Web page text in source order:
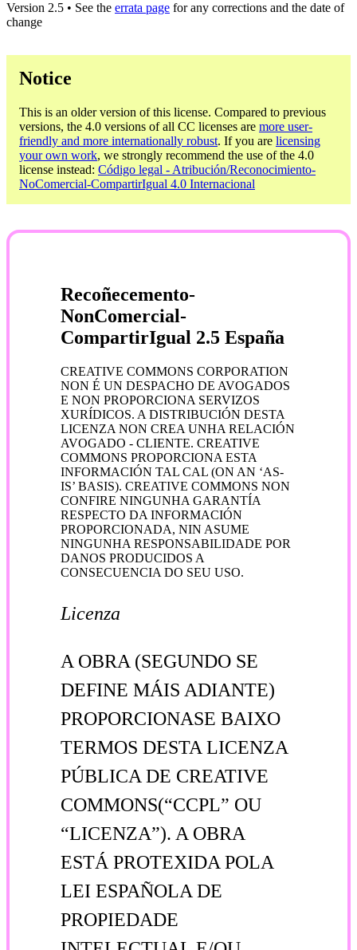
Version 2.5 • See the errata page for any corrections and the date of
change
Notice
This is an older version of this license. Compared to previous
versions, the 4.0 versions of all CC licenses are more user-
friendly and more internationally robust. If you are licensing
your own work, we strongly recommend the use of the 4.0
license instead: Código legal - Atribución/Reconocimiento-
NoComercial-CompartirIgual 4.0 Internacional
Recoñecemento-
NonComercial-
CompartirIgual 2.5 España
CREATIVE COMMONS CORPORATION
NON É UN DESPACHO DE AVOGADOS
E NON PROPORCIONA SERVIZOS
XURÍDICOS. A DISTRIBUCIÓN DESTA
LICENZA NON CREA UNHA RELACIÓN
AVOGADO - CLIENTE. CREATIVE
COMMONS PROPORCIONA ESTA
INFORMACIÓN TAL CAL (ON AN ‘AS-
IS’ BASIS). CREATIVE COMMONS NON
CONFIRE NINGUNHA GARANTÍA
RESPECTO DA INFORMACIÓN
PROPORCIONADA, NIN ASUME
NINGUNHA RESPONSABILIDADE POR
DANOS PRODUCIDOS A
CONSECUENCIA DO SEU USO.
Licenza
A OBRA (SEGUNDO SE
DEFINE MÁIS ADIANTE)
PROPORCIONASE BAIXO
TERMOS DESTA LICENZA
PÚBLICA DE CREATIVE
COMMONS(“CCPL” OU
“LICENZA”). A OBRA
ESTÁ PROTEXIDA POLA
LEI ESPAÑOLA DE
PROPIEDADE